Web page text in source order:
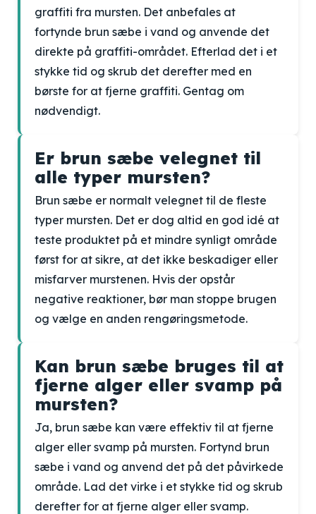
graffiti fra mursten. Det anbefales at
fortynde brun sæbe i vand og anvende det
direkte på graffiti-området. Efterlad det i et
stykke tid og skrub det derefter med en
børste for at fjerne graffiti. Gentag om
nødvendigt.
Er brun sæbe velegnet til
alle typer mursten?
Brun sæbe er normalt velegnet til de fleste
typer mursten. Det er dog altid en god idé at
teste produktet på et mindre synligt område
først for at sikre, at det ikke beskadiger eller
misfarver murstenen. Hvis der opstår
negative reaktioner, bør man stoppe brugen
og vælge en anden rengøringsmetode.
Kan brun sæbe bruges til at
fjerne alger eller svamp på
mursten?
Ja, brun sæbe kan være effektiv til at fjerne
alger eller svamp på mursten. Fortynd brun
sæbe i vand og anvend det på det påvirkede
område. Lad det virke i et stykke tid og skrub
derefter for at fjerne alger eller svamp.